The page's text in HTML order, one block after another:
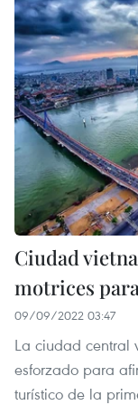
Ciudad
motrices
09/09/2022 03:47
La ciudad central
esforzado para
turístico de la